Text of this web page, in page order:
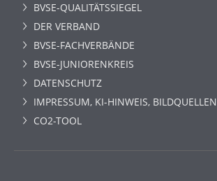
BVSE-QUALITÄTSSIEGEL
DER VERBAND
BVSE-FACHVERBÄNDE
BVSE-JUNIORENKREIS
DATENSCHUTZ
IMPRESSUM, KI-HINWEIS, BILDQUELLEN
CO2-TOOL